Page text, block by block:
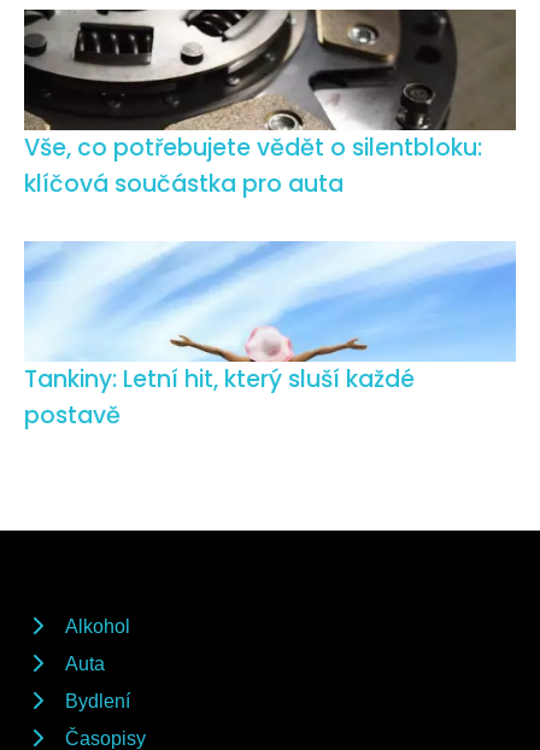
Vše, co potřebujete vědět o silentbloku:
klíčová součástka pro auta
Tankiny: Letní hit, který sluší každé
postavě
Alkohol
Auta
Bydlení
Časopisy